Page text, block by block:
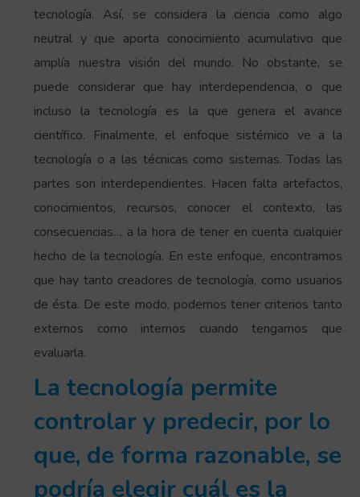
tecnología. Así, se considera la ciencia como algo
neutral y que aporta conocimiento acumulativo que
amplía nuestra visión del mundo. No obstante, se
puede considerar que hay interdependencia, o que
incluso la tecnología es la que genera el avance
científico. Finalmente, el enfoque sistémico ve a la
tecnología o a las técnicas como sistemas. Todas las
partes son interdependientes. Hacen falta artefactos,
conocimientos, recursos, conocer el contexto, las
consecuencias… a la hora de tener en cuenta cualquier
hecho de la tecnología. En este enfoque, encontramos
que hay tanto creadores de tecnología, como usuarios
de ésta. De este modo, podemos tener criterios tanto
externos como internos cuando tengamos que
evaluarla.
La tecnología permite
controlar y predecir, por lo
que, de forma razonable, se
podría elegir cuál es la